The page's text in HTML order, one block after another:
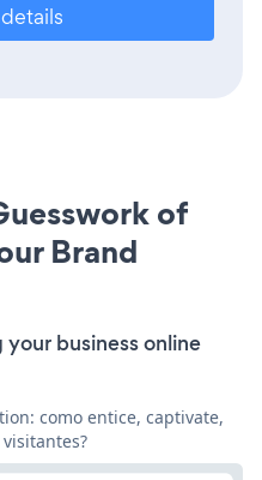
of
Brand
business online
como entice, captivate,